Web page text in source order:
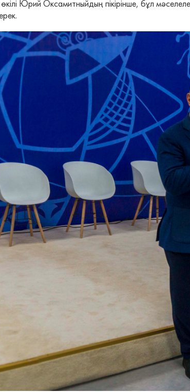
Юрий Оксамитныйдың пікірінше, бұл